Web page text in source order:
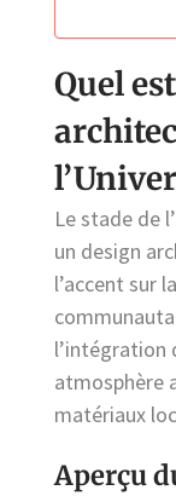
Quel
Le stade de
un design
l’accent sur
l’intégration
atmosphère
matériaux
Aperçu